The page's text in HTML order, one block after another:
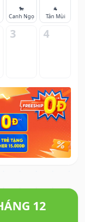
🐎
Canh Ngọ
🐐
Tân Mùi
3 4
12